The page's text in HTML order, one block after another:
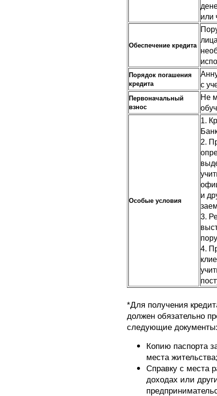
или
Обеспечение кредита
Порядок погашения
кредита
с
Первоначальный
взнос
Не
Особые условия
1.
2.
и
3.
4.
*Для получения
должен обязательно
следующие
Копию паспорта
места
Справку с места
доходах или